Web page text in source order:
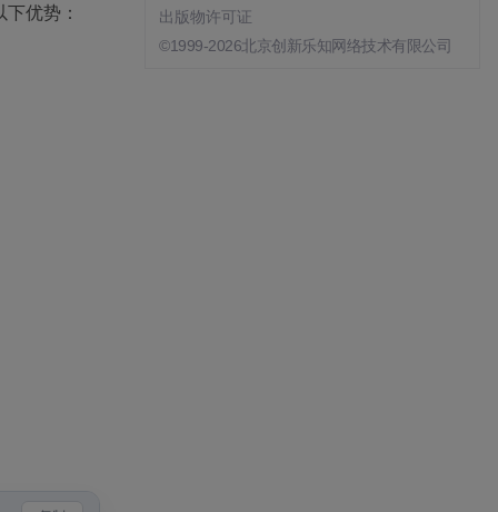
优势：
出版物许可证
©1999-2026北京创新乐知网络技术有限公司